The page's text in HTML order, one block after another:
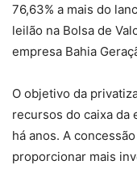
76,63% a mais do
leilão na Bolsa de
empresa Bahia
O objetivo da
recursos do caixa da
há anos. A
proporcionar mais